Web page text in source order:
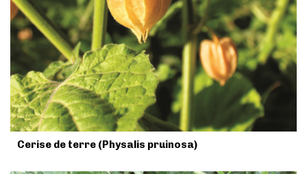
Cerise de terre (Physalis pruinosa)